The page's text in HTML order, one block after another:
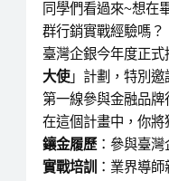
同學們看過來~想在
群行銷實戰經驗嗎？
臺灣企銀今年度正式
大使」計劃，特別邀
第一線參與金融品牌
在這個計畫中，你將
鑲金履歷：參與臺灣
實戰培訓
：業界導